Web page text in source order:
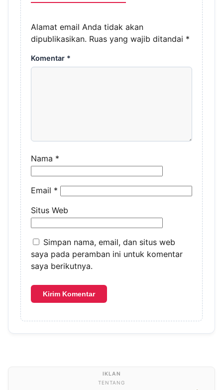
Alamat email Anda tidak akan
dipublikasikan. Ruas yang wajib ditandai *
Komentar *
Nama *
Email *
Situs Web
Simpan nama, email, dan situs web
saya pada peramban ini untuk komentar
saya berikutnya.
TENTANG